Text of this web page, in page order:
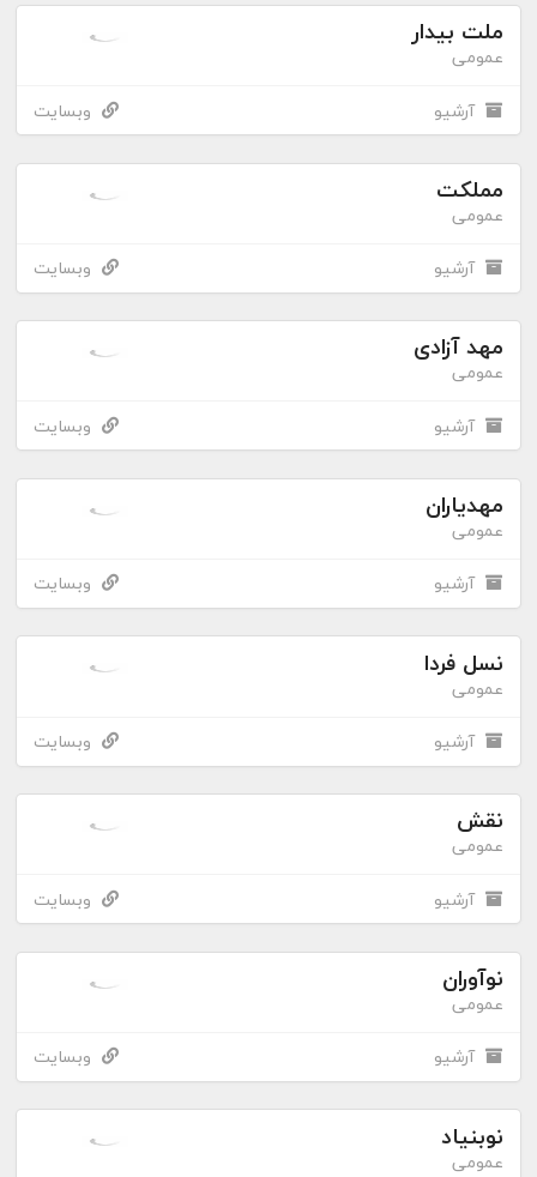
ملت بیدار
عمومی
آرشیو
وبسایت
مملکت
عمومی
آرشیو
وبسایت
مهد آزادی
عمومی
آرشیو
وبسایت
مهدیاران
عمومی
آرشیو
وبسایت
نسل فردا
عمومی
آرشیو
وبسایت
نقش
عمومی
آرشیو
وبسایت
نوآوران
عمومی
آرشیو
وبسایت
نوبنیاد
عمومی